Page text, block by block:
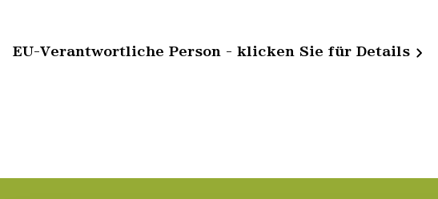
EU-Verantwortliche Person - klicken Sie für Details